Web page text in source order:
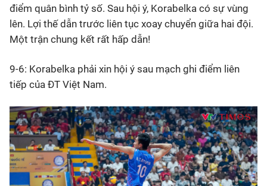
điểm quân bình tỷ số. Sau hội ý, Korabelka có sự vùng
lên. Lợi thế dẫn trước liên tục xoay chuyển giữa hai đội.
Một trận chung kết rất hấp dẫn!
9-6: Korabelka phải xin hội ý sau mạch ghi điểm liên
tiếp của ĐT Việt Nam.